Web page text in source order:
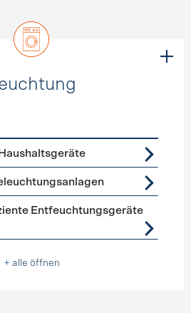
Geräte, Beleuchtung
Entfeuchtungsgeräte
+ alle öffnen